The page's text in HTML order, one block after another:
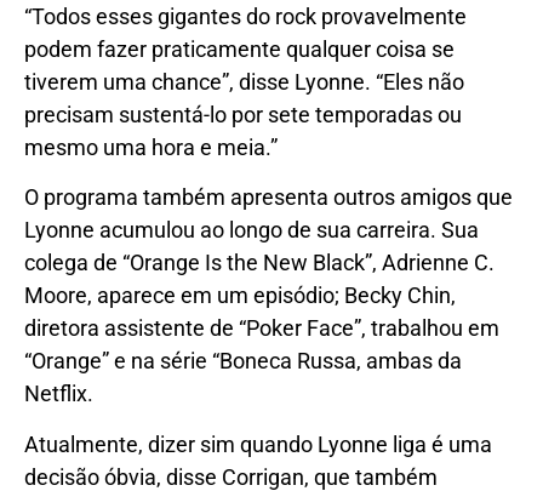
“Todos esses gigantes do rock provavelmente
podem fazer praticamente qualquer coisa se
tiverem uma chance”, disse Lyonne. “Eles não
precisam sustentá-lo por sete temporadas ou
mesmo uma hora e meia.”
O programa também apresenta outros amigos que
Lyonne acumulou ao longo de sua carreira. Sua
colega de “Orange Is the New Black”, Adrienne C.
Moore, aparece em um episódio; Becky Chin,
diretora assistente de “Poker Face”, trabalhou em
“Orange” e na série “Boneca Russa, ambas da
Netflix.
Atualmente, dizer sim quando Lyonne liga é uma
decisão óbvia, disse Corrigan, que também